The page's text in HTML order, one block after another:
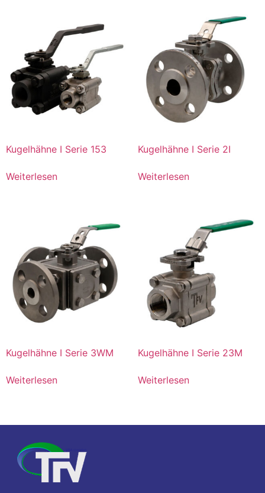
Kugelhähne I Serie 153
Weiterlesen
Kugelhähne I Serie 2I
Weiterlesen
Kugelhähne I Serie 3WM
Weiterlesen
Kugelhähne I Serie 23M
Weiterlesen